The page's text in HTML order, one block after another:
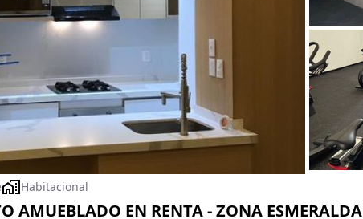
Habitacional
AMUEBLADO EN RENTA - ZONA ESMERALDA